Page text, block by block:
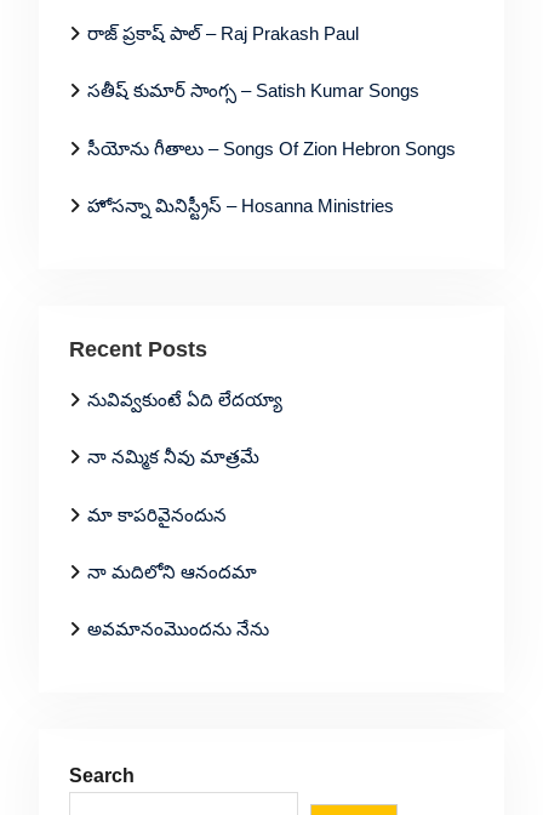
రాజ్ ప్రకాష్ పాల్ – Raj Prakash Paul
సతీష్ కుమార్ సాంగ్స – Satish Kumar Songs
సీయోను గీతాలు – Songs Of Zion Hebron Songs
హోసన్నా మినిస్ట్రీస్ – Hosanna Ministries
Recent Posts
నువివ్వకుంటే ఏది లేదయ్యా
నా నమ్మిక నీవు మాత్రమే
మా కాపరివైనందున
నా మదిలోని ఆనందమా
అవమానంమొందను నేను
Search